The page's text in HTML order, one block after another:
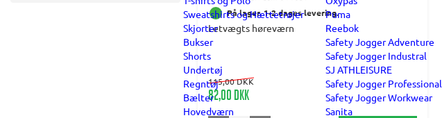
Sweatshirts og Hættetrøjer
Skjorter
Bukser
Shorts
Undertøj
Regntøj
Bælter
Hovedværn
Puma
Reebok
Safety Jogger Adventure
Safety Jogger Industral
SJ ATHLEISURE
Safety Jogger Professional
Safety Jogger Workwear
Sanita
På lager. 1-2 dages levering.
Letvægts høreværn
115,00 DKK
82,00 DKK